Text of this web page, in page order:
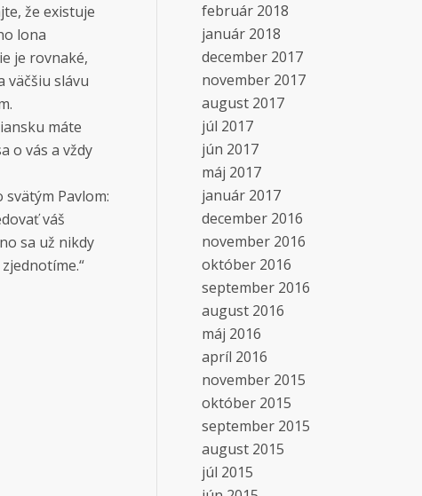
že existuje
lona
je rovnaké,
väčšiu slávu
máte
o vás a vždy
Pavlom:
váš
sa už nikdy
február 2018
január 2018
december 2017
november 2017
august 2017
júl 2017
jún 2017
máj 2017
január 2017
december 2016
november 2016
október 2016
september 2016
august 2016
máj 2016
apríl 2016
november 2015
október 2015
september 2015
august 2015
júl 2015